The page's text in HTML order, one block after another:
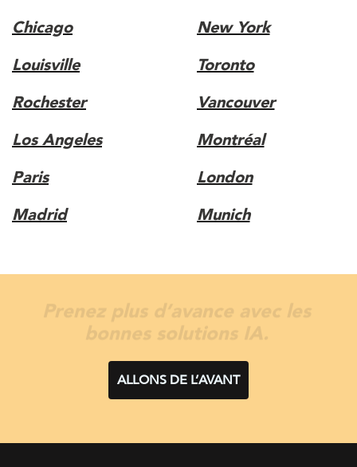
Chicago
New York
Louisville
Toronto
Rochester
Vancouver
Los Angeles
Montréal
Paris
London
Madrid
Munich
Gagnez en visibilité avec une
marque plus forte.
ALLONS DE L’AVANT